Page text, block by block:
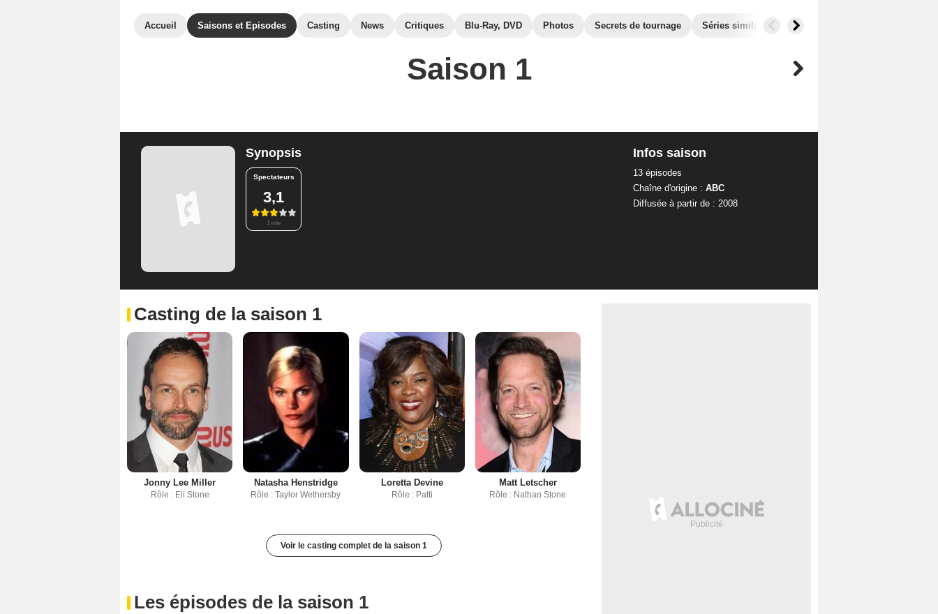
Accueil Saisons et Episodes Casting News Critiques Blu-Ray, DVD Photos Secrets de tournage Séries similaires Audiences
Saison 1
Synopsis
Spectateurs
3,1
1 note
Infos saison
13 épisodes
Chaîne d'origine : ABC
Diffusée à partir de : 2008
Casting de la saison 1
Jonny Lee Miller
Rôle : Eli Stone
Natasha Henstridge
Rôle : Taylor Wethersby
Loretta Devine
Rôle : Patti
Matt Letscher
Rôle : Nathan Stone
Voir le casting complet de la saison 1
Les épisodes de la saison 1